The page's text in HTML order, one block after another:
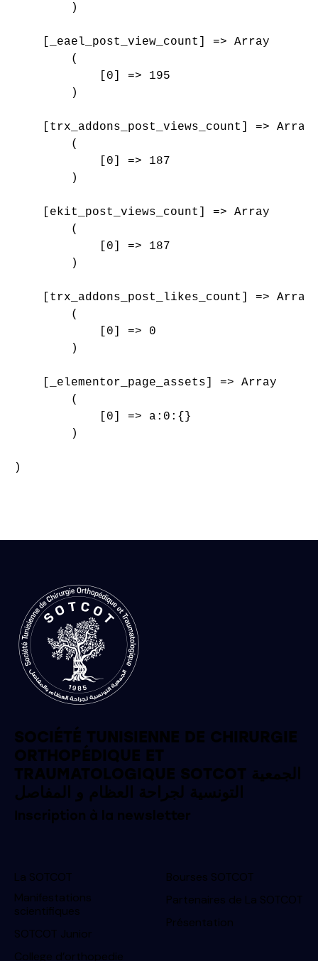
        )
    [_eael_post_view_count] => Array
        (
            [0] => 195
        )
    [trx_addons_post_views_count] => Array
        (
            [0] => 187
        )
    [ekit_post_views_count] => Array
        (
            [0] => 187
        )
    [trx_addons_post_likes_count] => Array
        (
            [0] => 0
        )
    [_elementor_page_assets] => Array
        (
            [0] => a:0:{}
        )
)
SOCIÉTÉ TUNISIENNE DE CHIRURGIE
ORTHOPÉDIQUE ET
TRAUMATOLOGIQUE SOTCOT الجمعية
التونسية لجراحة العظام و المفاصل
Inscription à la newsletter
La SOTCOT
Manifestations
scientifiques
SOTCOT Junior
College d’orthopedie
Bourses SOTCOT
Partenaires de La SOTCOT
Présentation